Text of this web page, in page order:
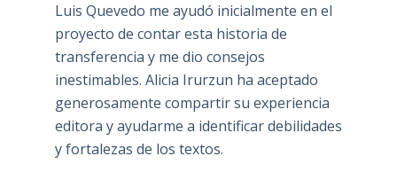
Luis Quevedo me ayudó inicialmente en el
proyecto de contar esta historia de
transferencia y me dio consejos
inestimables. Alicia Irurzun ha aceptado
generosamente compartir su experiencia
editora y ayudarme a identificar debilidades
y fortalezas de los textos.